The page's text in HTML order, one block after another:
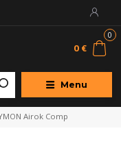
Menu
0
0 €
Airok Comp